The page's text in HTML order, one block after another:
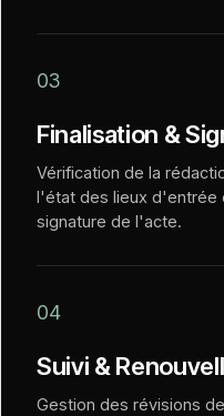
03
Finalisation &
Vérification de la
l'état des lieux d'entrée
signature de l'acte.
04
Suivi &
Gestion des révisions